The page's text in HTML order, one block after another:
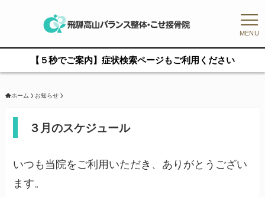
MENU
【５秒でご案内】症状検索ページもご利用ください
ホーム お知らせ
３月のスケジュール
いつも当院をご利用いただき、ありがとうござい
ます。